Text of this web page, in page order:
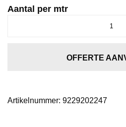
Aantal per mtr
OFFERTE
Artikelnummer: 9229202247